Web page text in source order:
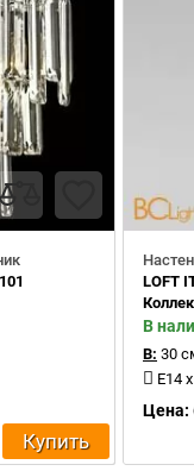
Купить
LOFT
В
В: 30
E14
Цена: